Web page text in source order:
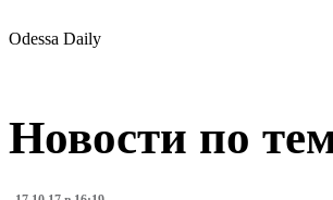
Odessa Daily
Новости по